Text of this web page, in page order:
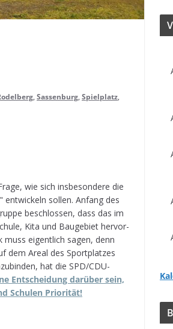
, Sassenburg, Spielplatz,
wie sich ins­be­son­dere die
sol­len. Anfang des
beschlos­sen, dass das im
Kita und Bau­ge­biet her­vor­
eigent­lich sagen, denn
dem Areal des Sport­plat­zes
hat die SPD/CDU-
Ent­schei­dung dar­über sein,
Schu­len Priorität!